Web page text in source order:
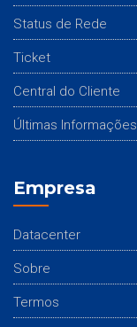
Status de Rede
Ticket
Central do Cliente
Últimas Informações
Empresa
Datacenter
Sobre
Termos